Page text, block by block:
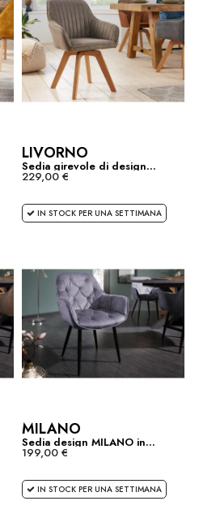
LIVORNO
Sedia girevole di design...
229,00 €
IN STOCK PER UNA SETTIMANA
MILANO
Sedia design MILANO in...
199,00 €
IN STOCK PER UNA SETTIMANA